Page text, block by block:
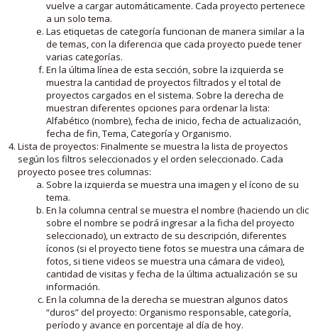
vuelve a cargar automáticamente. Cada proyecto pertenece
a un solo tema.
Las etiquetas de categoría funcionan de manera similar a la
de temas, con la diferencia que cada proyecto puede tener
varias categorías.
En la última línea de esta sección, sobre la izquierda se
muestra la cantidad de proyectos filtrados y el total de
proyectos cargados en el sistema. Sobre la derecha de
muestran diferentes opciones para ordenar la lista:
Alfabético (nombre), fecha de inicio, fecha de actualización,
fecha de fin, Tema, Categoría y Organismo.
Lista de proyectos: Finalmente se muestra la lista de proyectos
según los filtros seleccionados y el orden seleccionado. Cada
proyecto posee tres columnas:
Sobre la izquierda se muestra una imagen y el ícono de su
tema.
En la columna central se muestra el nombre (haciendo un clic
sobre el nombre se podrá ingresar a la ficha del proyecto
seleccionado), un extracto de su descripción, diferentes
íconos (si el proyecto tiene fotos se muestra una cámara de
fotos, si tiene videos se muestra una cámara de video),
cantidad de visitas y fecha de la última actualización se su
información.
En la columna de la derecha se muestran algunos datos
“duros” del proyecto: Organismo responsable, categoría,
período y avance en porcentaje al día de hoy.